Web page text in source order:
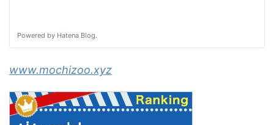
www.mochizoo.xyz